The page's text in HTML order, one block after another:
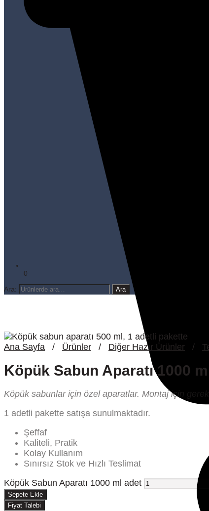
0
Ara:
Ana Sayfa / Ürünler / Diğer Hazır Ürünler /
Köpük Sabun Aparatı 1000
Köpük sabunlar için özel aparatlar. Montaj için
1 adetli pakette satışa sunulmaktadır.
Şeffaf
Kaliteli, Pratik
Kolay Kullanım
Sınırsız Stok ve Hızlı Teslimat
Köpük Sabun Aparatı 1000 ml adet
Sepete Ekle
Fiyat Talebi